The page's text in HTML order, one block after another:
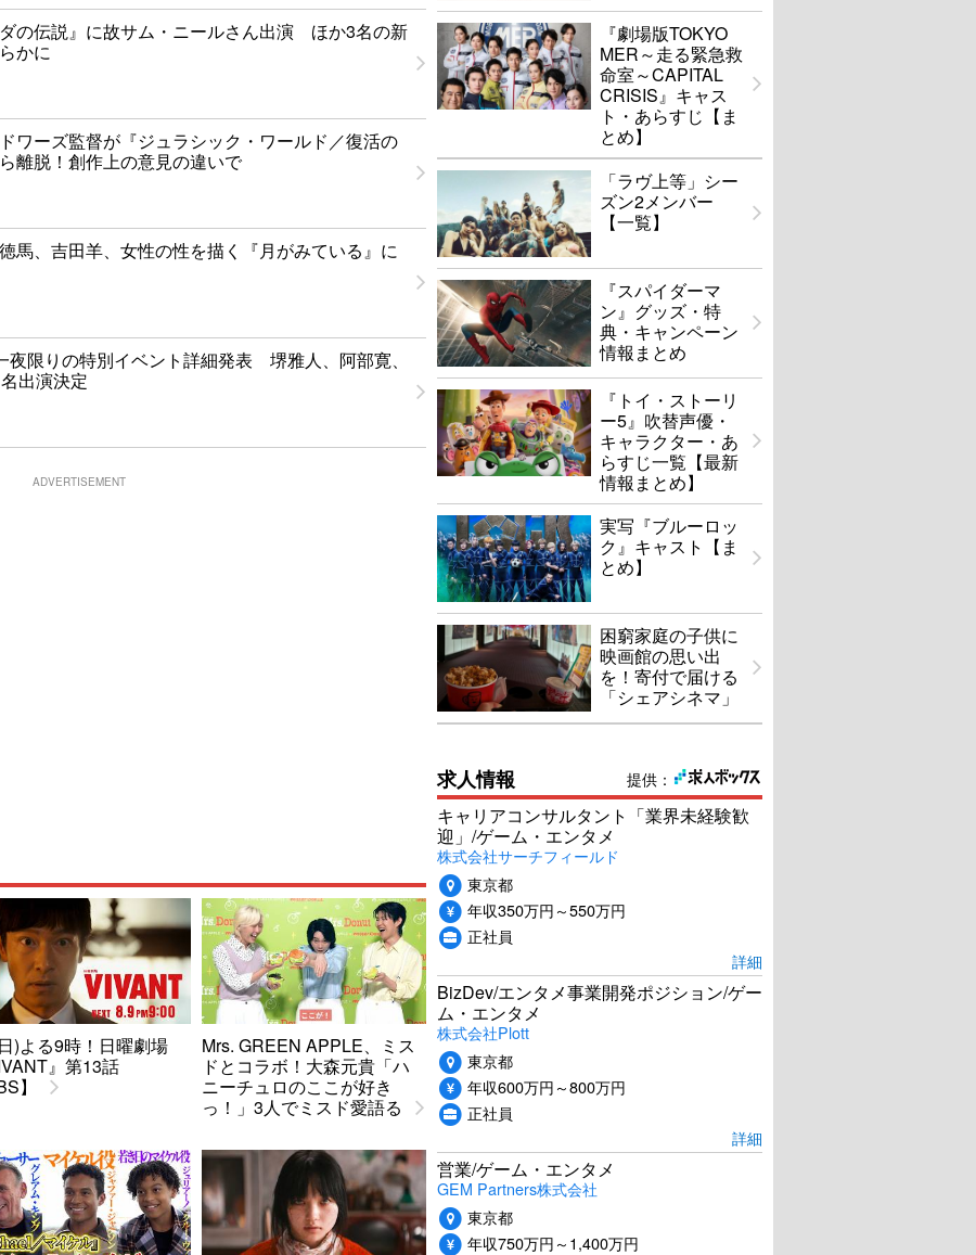
の伝説』に故サム・ニールさん出演 ほか3名の新
かに
ワーズ監督が『ジュラシック・ワールド／復活の
離脱！創作上の意見の違いで
馬、吉田羊、女性の性を描く『月がみている』に
夜限りの特別イベント詳細発表 堺雅人、阿部寛、
出演決定
ADVERTISEMENT
)よる9時！日曜劇場
』第13話
】
Mrs. GREEN APPLE、ミス
ドとコラボ！大森元貴「ハ
ニーチュロのここが好き
っ！」3人でミスド愛語る
『劇場版TOKYO
MER～走る緊急救
命室～CAPITAL
CRISIS』キャス
ト・あらすじ【ま
とめ】
「ラヴ上等」シー
ズン2メンバー
【一覧】
『スパイダーマ
ン』グッズ・特
典・キャンペーン
情報まとめ
『トイ・ストーリ
ー5』吹替声優・
キャラクター・あ
らすじ一覧【最新
情報まとめ】
実写『ブルーロッ
ク』キャスト【ま
とめ】
困窮家庭の子供に
映画館の思い出
を！寄付で届ける
「シェアシネマ」
提供：
求人情報
キャリアコンサルタント「業界未経験歓
迎」/ゲーム・エンタメ
株式会社サーチフィールド
東京都
年収350万円～550万円
正社員
詳細
BizDev/エンタメ事業開発ポジション/ゲー
ム・エンタメ
株式会社Plott
東京都
年収600万円～800万円
正社員
詳細
営業/ゲーム・エンタメ
GEM Partners株式会社
東京都
年収750万円～1,400万円